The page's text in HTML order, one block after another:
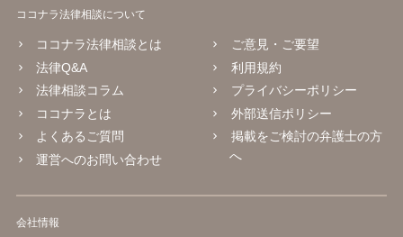
ココナラ法律相談について
ココナラ法律相談とは
法律Q&A
法律相談コラム
ココナラとは
よくあるご質問
運営へのお問い合わせ
ご意見・ご要望
利用規約
プライバシーポリシー
外部送信ポリシー
掲載をご検討の弁護士の方
へ
会社情報